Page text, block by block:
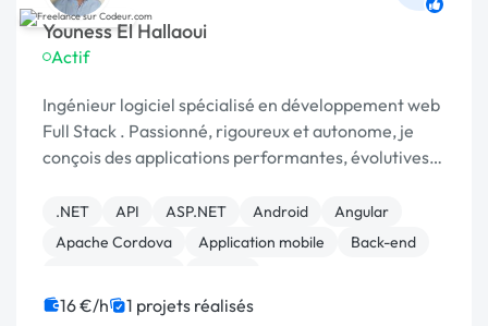
Youness El Hallaoui
Actif
Ingénieur logiciel spécialisé en développement web
Full Stack . Passionné, rigoureux et autonome, je
conçois des applications performantes, évolutives
.NET API ASP.NET Android
Angular
Apache Cordova
Application mobile
Back-end
16 €/h 1 projets réalisés